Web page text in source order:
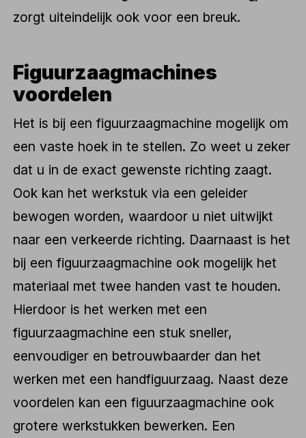
zorgt uiteindelijk ook voor een breuk.
Figuurzaagmachines
voordelen
Het is bij een figuurzaagmachine mogelijk om
een vaste hoek in te stellen. Zo weet u zeker
dat u in de exact gewenste richting zaagt.
Ook kan het werkstuk via een geleider
bewogen worden, waardoor u niet uitwijkt
naar een verkeerde richting. Daarnaast is het
bij een figuurzaagmachine ook mogelijk het
materiaal met twee handen vast te houden.
Hierdoor is het werken met een
figuurzaagmachine een stuk sneller,
eenvoudiger en betrouwbaarder dan het
werken met een handfiguurzaag. Naast deze
voordelen kan een figuurzaagmachine ook
grotere werkstukken bewerken. Een